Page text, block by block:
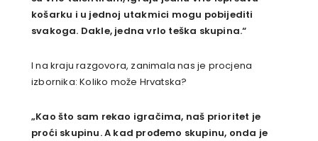
košarku i u jednoj utakmici mogu pobijediti
svakoga. Dakle, jedna vrlo teška skupina.“
I na kraju razgovora, zanimala nas je procjena
izbornika: Koliko može Hrvatska?
„Kao što sam rekao igračima, naš prioritet je
proći skupinu. A kad prođemo skupinu, onda je